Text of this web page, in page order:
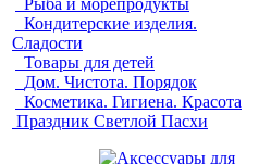
Кондитерские изделия.
Сладости
Товары для детей
Дом. Чистота. Порядок
Косметика. Гигиена. Красота
Праздник Светлой Пасхи